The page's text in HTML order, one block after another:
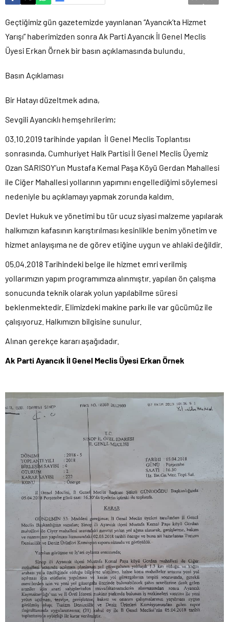
Geçtiğimiz gün gazetemizde yayınlanan “Ayancık’ta Hizmet
Yarışı” haberimizden sonra Ak Parti Ayancık İl Genel Meclis
Üyesi Erkan Örnek bir basın açıklamasında bulundu.
Basın Açıklaması
Bir Hatayı düzeltmek adına,
Sevgili Ayancıklı hemşehrilerim;
03.10.2019 tarihinde yapılan İl Genel Meclis Toplantısı
sonrasında, Cumhuriyet Halk Partisi İl Genel Meclis Üyemiz
Ozan SARISOY’un Mustafa Kemal Paşa Köyü Gerdan Mahallesi
ile Ciğer Mahallesi yollarının yapımını engellediğimi söylemesi
nedeniyle bu açıklamayı yapmak zorunda kaldım.
Devlet Hukuk ve yönetimi bu tür ucuz siyasi malzeme yapılarak
halkımızın kafasının karıştırılması kesinlikle benim yönetim ve
hizmet anlayışıma ne de görev etiğine uygun ve ahlaki değildir.
05.04.2018 Tarihindeki belge ile hizmet emri verilmiş
yollarımızın yapım programımıza alınmıştır. yapılan ön çalışma
sonucunda teknik olarak yolun yapılabilme süresi
beklenmektedir. Elimizdeki makine parkı ile var gücümüz ile
çalışıyoruz. Halkımızın bilgisine sunulur.
Alınan gerekçe kararı aşağıdadır.
Ak Parti Ayancık İl Genel Meclis Üyesi Erkan Örnek